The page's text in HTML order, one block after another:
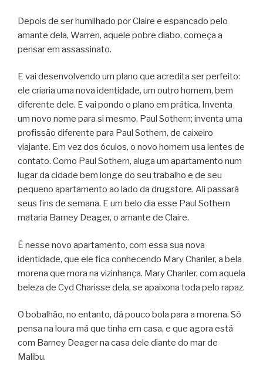
Depois de ser humilhado por Claire e espancado pelo
amante dela, Warren, aquele pobre diabo, começa a
pensar em assassinato.
E vai desenvolvendo um plano que acredita ser perfeito:
ele criaria uma nova identidade, um outro homem, bem
diferente dele. E vai pondo o plano em prática. Inventa
um novo nome para si mesmo, Paul Sothern; inventa uma
profissão diferente para Paul Sothern, de caixeiro
viajante. Em vez dos óculos, o novo homem usa lentes de
contato. Como Paul Sothern, aluga um apartamento num
lugar da cidade bem longe do seu trabalho e de seu
pequeno apartamento ao lado da drugstore. Ali passará
seus fins de semana. E um belo dia esse Paul Sothern
mataria Barney Deager, o amante de Claire.
É nesse novo apartamento, com essa sua nova
identidade, que ele fica conhecendo Mary Chanler, a bela
morena que mora na vizinhança. Mary Chanler, com aquela
beleza de Cyd Charisse dela, se apaixona toda pelo rapaz.
O bobalhão, no entanto, dá pouco bola para a morena. Só
pensa na loura má que tinha em casa, e que agora está
com Barney Deager na casa dele diante do mar de
Malibu.